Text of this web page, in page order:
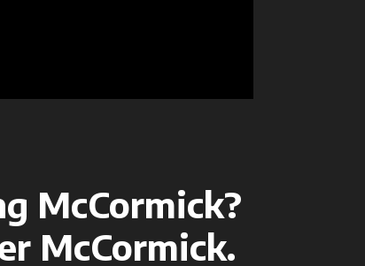
McCormick?
McCormick.